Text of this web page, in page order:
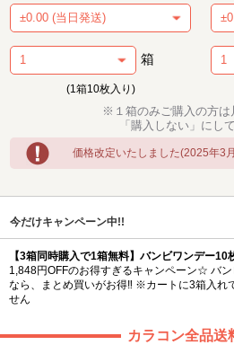
箱
(1箱10枚入り)
※１箱のみご購入の方は
「購入しない」にし
価格改定いたしました(2025年3
今だけキャンペーン中!!
【3箱同時購入で1箱無料】バンビワンデー10
1,848円OFFのお得すぎるキャンペーン☆ バ
なら、まとめ買いがお得‼ ※カートに3箱入れ
せん
カラコン全品送